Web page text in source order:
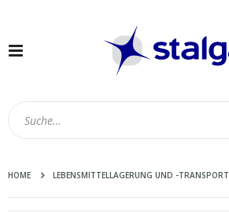
Navigation
HOME LEBENSMITTELLAGERUNG UND -TRANSPORT